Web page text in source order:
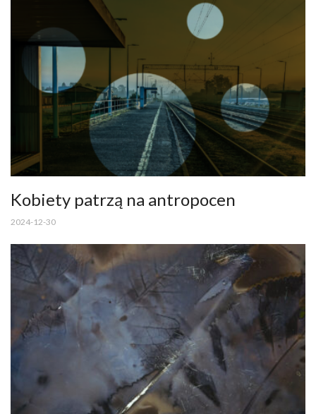
Kobiety patrzą na antropocen
2024-12-30